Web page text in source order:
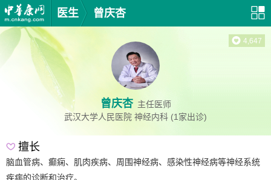
医生 曾庆杏
曾庆杏 主任医师
武汉大学人民医院 神经内科 (1家出诊)
4,647
擅长
脑血管病、癫痫、肌肉疾病、周围神经病、感染性神经病等神经系统
疾病的诊断和治疗。